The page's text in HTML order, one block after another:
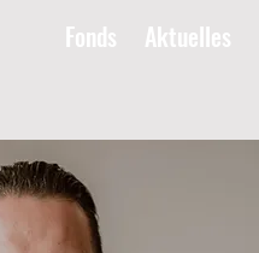
Fonds Aktuelles